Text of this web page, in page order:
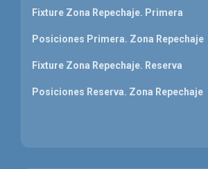
Fixture Zona Repechaje. Primera
Posiciones Primera. Zona Repechaje
Fixture Zona Repechaje. Reserva
Posiciones Reserva. Zona Repechaje